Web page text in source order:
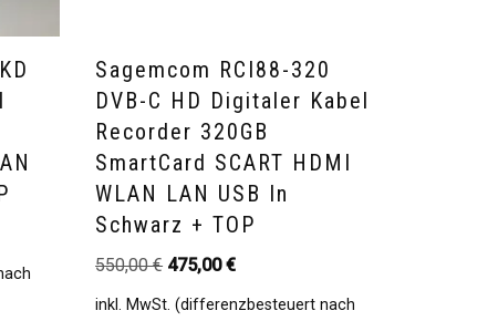
Sagemcom RCI88-320
DVB-C HD Digitaler Kabel
Recorder 320GB
SmartCard SCART HDMI
WLAN LAN USB In
Schwarz + TOP
550,00€ 475,00€
inkl. MwSt. (differenzbesteuert nach